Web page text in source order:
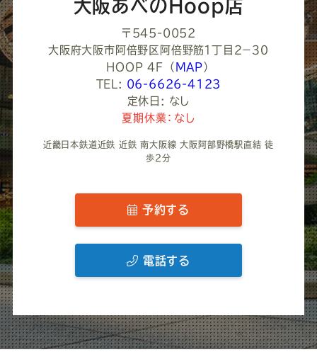
大阪あべのHoop店
〒545-0052
大阪府大阪市阿倍野区阿倍野筋１丁目２−３０
HOOP 4F
（ MAP ）
TEL: 06-6626-4123
定休日: なし
夏期休業：なし
近畿日本鉄道近鉄 近鉄 南大阪線 大阪阿部野橋駅直結 徒
歩2分
予約する
電話する